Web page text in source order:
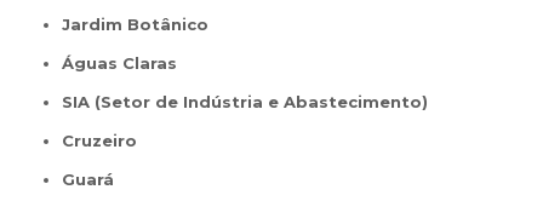
Jardim Botânico
Águas Claras
SIA (Setor de Indústria e Abastecimento)
Cruzeiro
Guará